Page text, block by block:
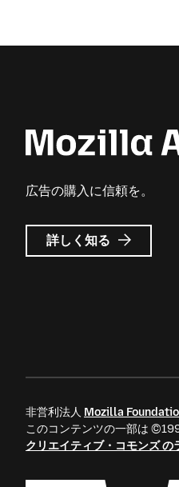
広告の購入に信頼を。
Mozilla
広
詳しく知る
非営利法人 Mozilla
このコンテンツの一部は
クリエイティブ・コモンズ の